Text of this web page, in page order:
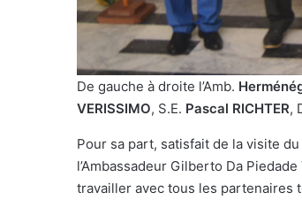
De gauche à droite l’Amb.
VERISSIMO, S.E. Pascal RICHTER,
Pour sa part, satisfait de la visite
l’Ambassadeur Gilberto Da
travailler avec tous les partenaires